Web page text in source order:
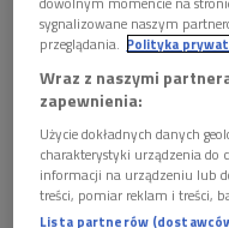
AUDIO
 26'43
Matysiakowie 23
sygnalizowane naszym
przeglądania.
Polityka
Wraz z naszymi
zapewnienia:
Użycie dokładnych danych
charakterystyki urządzenia do
informacji na urządzeniu lub
treści, pomiar reklam i treści,
Lista partnerów